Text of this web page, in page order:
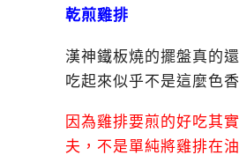
乾煎雞排
漢神鐵板燒的擺盤真的
吃起來似乎不是這麼色
因為雞排要煎的好吃其
夫，不是單純將雞排在